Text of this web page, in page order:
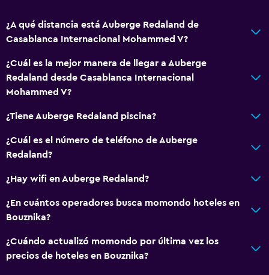
¿A qué distancia está Auberge Redaland de
Casablanca Internacional Mohammed V?
¿Cuál es la mejor manera de llegar a Auberge
Redaland desde Casablanca Internacional
Mohammed V?
¿Tiene Auberge Redaland piscina?
¿Cuál es el número de teléfono de Auberge
Redaland?
¿Hay wifi en Auberge Redaland?
¿En cuántos operadores busca momondo hoteles en
Bouznika?
¿Cuándo actualizó momondo por última vez los
precios de hoteles en Bouznika?